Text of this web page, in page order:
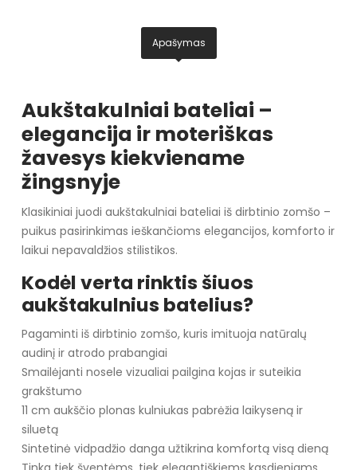
Apašymas
Aukštakulniai bateliai –
elegancija ir moteriškas
žavesys kiekviename
žingsnyje
Klasikiniai juodi aukštakulniai bateliai iš dirbtinio zomšo –
puikus pasirinkimas ieškančioms elegancijos, komforto ir
laikui nepavaldžios stilistikos.
Kodėl verta rinktis šiuos
aukštakulnius batelius?
Pagaminti iš dirbtinio zomšo, kuris imituoja natūralų
audinį ir atrodo prabangiai
Smailėjanti nosele vizualiai pailgina kojas ir suteikia
grakštumo
11 cm aukščio plonas kulniukas pabrėžia laikyseną ir
siluetą
Sintetinė vidpadžio danga užtikrina komfortą visą dieną